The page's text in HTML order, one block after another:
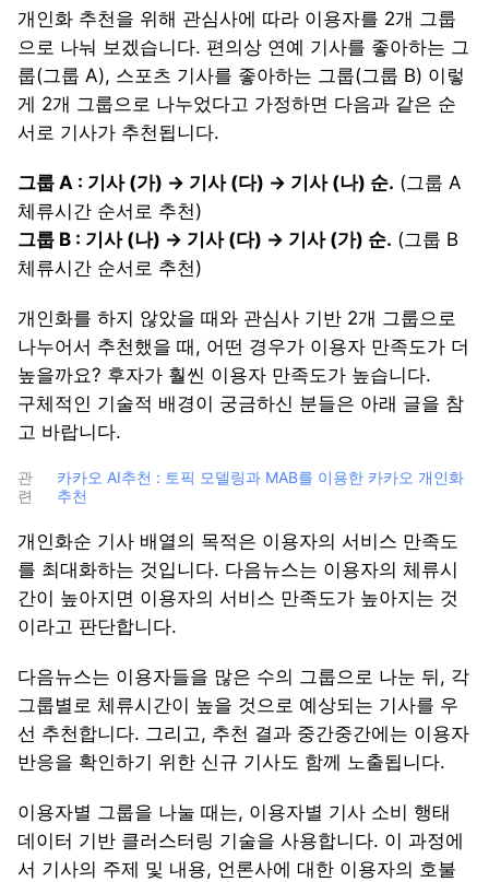
개인화 추천을 위해 관심사에 따라 이용자를 2개 그룹
으로 나눠 보겠습니다. 편의상 연예 기사를 좋아하는 그
룹(그룹 A), 스포츠 기사를 좋아하는 그룹(그룹 B) 이렇
게 2개 그룹으로 나누었다고 가정하면 다음과 같은 순
서로 기사가 추천됩니다.
그룹 A : 기사 (가) → 기사 (다) → 기사 (나) 순. (그룹 A
체류시간 순서로 추천)
그룹 B : 기사 (나) → 기사 (다) → 기사 (가) 순. (그룹 B
체류시간 순서로 추천)
개인화를 하지 않았을 때와 관심사 기반 2개 그룹으로
나누어서 추천했을 때, 어떤 경우가 이용자 만족도가 더
높을까요? 후자가 훨씬 이용자 만족도가 높습니다.
구체적인 기술적 배경이 궁금하신 분들은 아래 글을 참
고 바랍니다.
관
련
카카오 AI추천 : 토픽 모델링과 MAB를 이용한 카카오 개인화
추천
개인화순 기사 배열의 목적은 이용자의 서비스 만족도
를 최대화하는 것입니다. 다음뉴스는 이용자의 체류시
간이 높아지면 이용자의 서비스 만족도가 높아지는 것
이라고 판단합니다.
다음뉴스는 이용자들을 많은 수의 그룹으로 나눈 뒤, 각
그룹별로 체류시간이 높을 것으로 예상되는 기사를 우
선 추천합니다. 그리고, 추천 결과 중간중간에는 이용자
반응을 확인하기 위한 신규 기사도 함께 노출됩니다.
이용자별 그룹을 나눌 때는, 이용자별 기사 소비 행태
데이터 기반 클러스터링 기술을 사용합니다. 이 과정에
서 기사의 주제 및 내용, 언론사에 대한 이용자의 호불